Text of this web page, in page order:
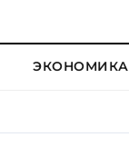
ЭКОНОМИКА